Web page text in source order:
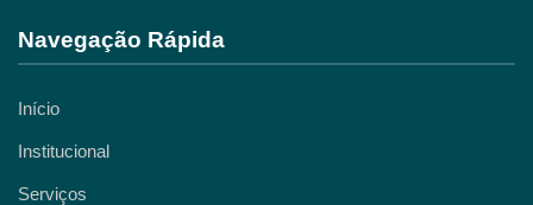
Navegação Rápida
Início
Institucional
Serviços